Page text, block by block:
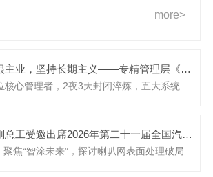
more>
扎根主业，坚持长期主义——专精管理层《基业长青之执行密码7.0》清远特训营圆满收官
柯刚总工受邀出席2026年第二十一届全国汽车零部件涂装盛会